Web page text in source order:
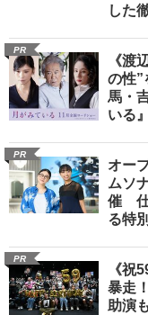
した
PR
《渡
の性”
馬・
いる』
PR
オー
ムソ
催 仕
る特
PR
《祝
暴走
助演